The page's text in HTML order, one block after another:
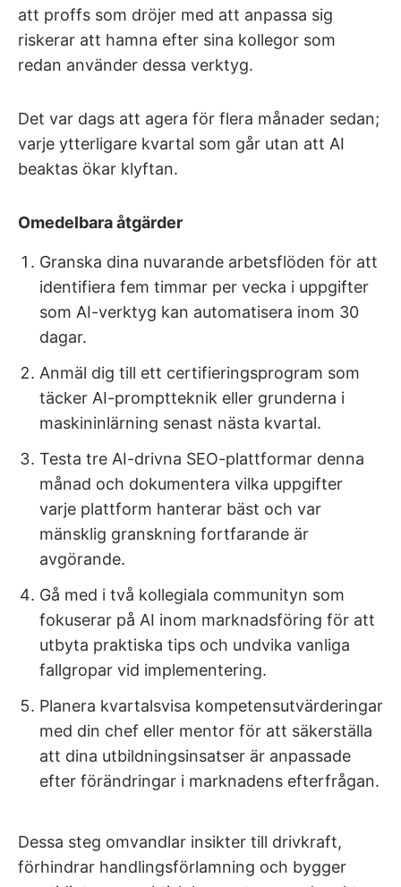
att proffs som dröjer med att anpassa sig
riskerar att hamna efter sina kollegor som
redan använder dessa verktyg.
Det var dags att agera för flera månader sedan;
varje ytterligare kvartal som går utan att AI
beaktas ökar klyftan.
Omedelbara åtgärder
Granska dina nuvarande arbetsflöden för att
identifiera fem timmar per vecka i uppgifter
som AI-verktyg kan automatisera inom 30
dagar.
Anmäl dig till ett certifieringsprogram som
täcker AI-promptteknik eller grunderna i
maskininlärning senast nästa kvartal.
Testa tre AI-drivna SEO-plattformar denna
månad och dokumentera vilka uppgifter
varje plattform hanterar bäst och var
mänsklig granskning fortfarande är
avgörande.
Gå med i två kollegiala communityn som
fokuserar på AI inom marknadsföring för att
utbyta praktiska tips och undvika vanliga
fallgropar vid implementering.
Planera kvartalsvisa kompetensutvärderingar
med din chef eller mentor för att säkerställa
att dina utbildningsinsatser är anpassade
efter förändringar i marknadens efterfrågan.
Dessa steg omvandlar insikter till drivkraft,
förhindrar handlingsförlamning och bygger